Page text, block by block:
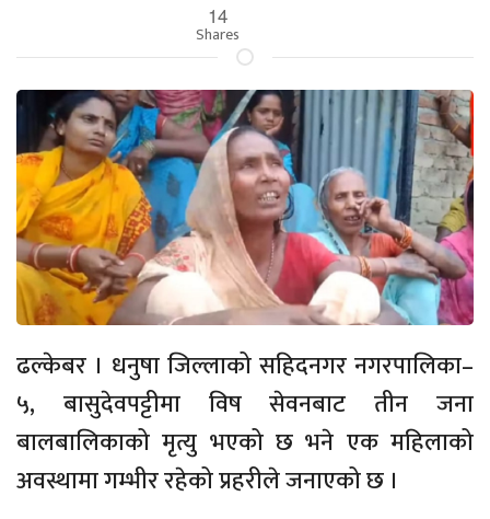
14
Shares
ढल्केबर । धनुषा जिल्लाको सहिदनगर नगरपालिका–
५, बासुदेवपट्टीमा विष सेवनबाट तीन जना
बालबालिकाको मृत्यु भएको छ भने एक महिलाको
अवस्थामा गम्भीर रहेको प्रहरीले जनाएको छ ।